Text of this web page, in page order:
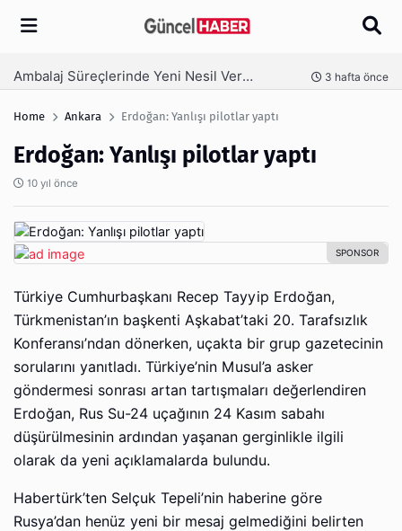
Arama
Ambalaj Süreçlerinde Yeni Nesil Verimliliği Olimpack ile Yakalayın 3 hafta önce
Home Ankara Erdoğan: Yanlışı pilotlar yaptı
Erdoğan: Yanlışı pilotlar yaptı
10 yıl önce
Türkiye Cumhurbaşkanı Recep Tayyip Erdoğan,
Türkmenistan’ın başkenti Aşkabat’taki 20. Tarafsızlık
Konferansı’ndan dönerken, uçakta bir grup gazetecinin
sorularını yanıtladı. Türkiye’nin Musul’a asker
göndermesi sonrası artan tartışmaları değerlendiren
Erdoğan, Rus Su-24 uçağının 24 Kasım sabahı
düşürülmesinin ardından yaşanan gerginlikle ilgili
olarak da yeni açıklamalarda bulundu.
Habertürk’ten Selçuk Tepeli’nin haberine göre
Rusya’dan henüz yeni bir mesaj gelmediğini belirten